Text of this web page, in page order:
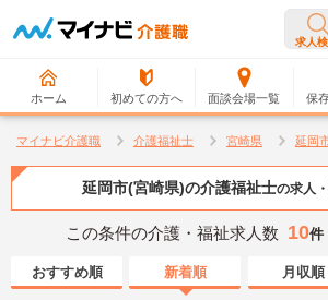
求人
ホーム 初めての方へ 面談会場一覧 保
マイナビ介護職 介護福祉士 宮崎県 延岡
延岡市(宮崎県)の介護福祉士の求人
この条件の介護・福祉求人数 10件
おすすめ順 新着順 月収順